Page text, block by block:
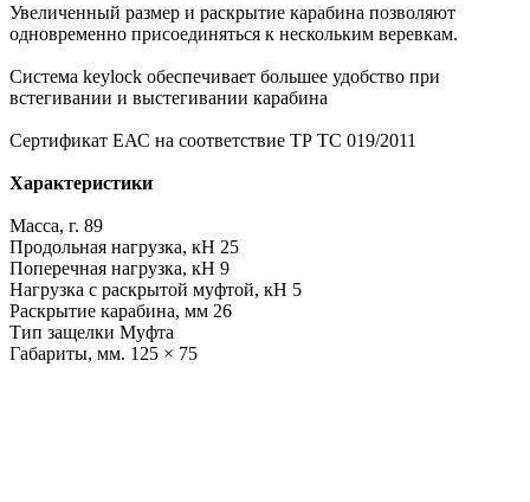
Увеличенный размер и раскрытие карабина позволяют
одновременно присоединяться к нескольким веревкам.
Система keylock обеспечивает большее удобство при
встегивании и выстегивании карабина
Сертификат ЕАС на соответствие ТР ТС 019/2011
Характеристики
Масса, г. 89
Продольная нагрузка, кН 25
Поперечная нагрузка, кН 9
Нагрузка с раскрытой муфтой, кН 5
Раскрытие карабина, мм 26
Тип защелки Муфта
Габариты, мм. 125 × 75